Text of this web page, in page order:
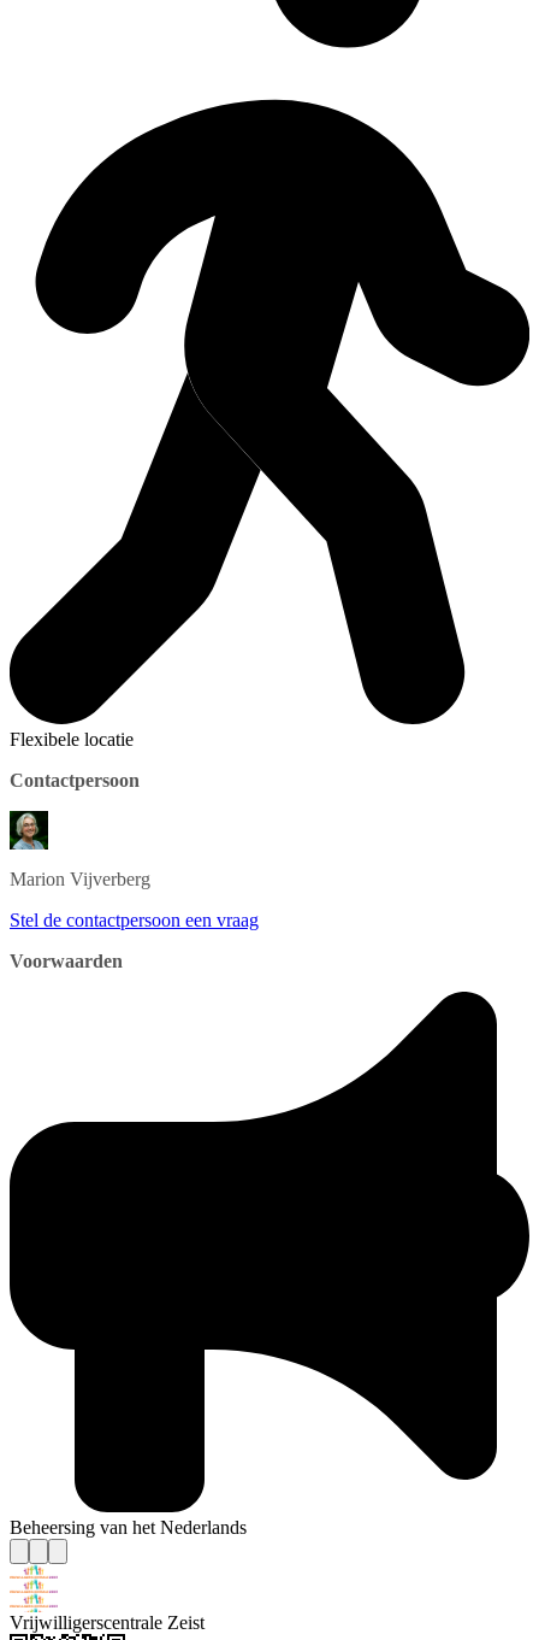
Flexibele locatie
Contactpersoon
Marion Vijverberg
Stel de contactpersoon een vraag
Voorwaarden
Beheersing van het Nederlands
Vrijwilligerscentrale Zeist